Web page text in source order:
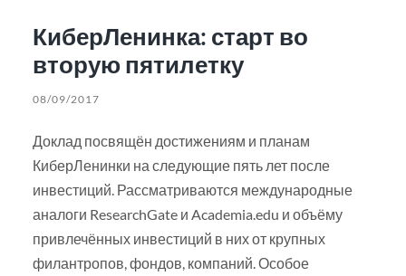
КиберЛенинка: старт во
вторую пятилетку
08/09/2017
Доклад посвящён достижениям и планам
КиберЛенинки на следующие пять лет после
инвестиций. Рассматриваются международные
аналоги ResearchGate и Academia.edu и объёму
привлечённых инвестиций в них от крупных
филантропов, фондов, компаний. Особое